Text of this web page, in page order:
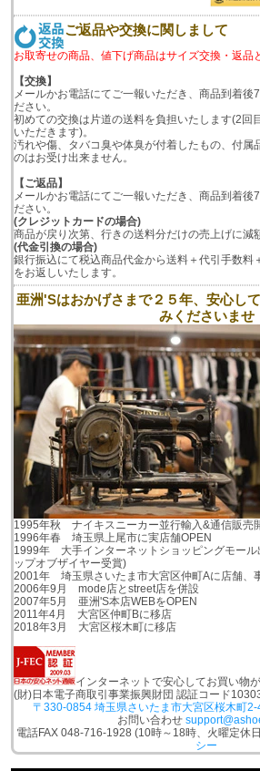
ご返品や交換に関しまして
お取寄せの商品、値下げ商品はサイズ交換・返品
【交換】
メールかお電話にてご一報いただき、商品到着後
ださい。
初めての交換は片道の送料を負担いたします(2回
いただきます)。
汚れや傷、タバコ臭や体臭が付着したもの、付属
のはお受け出来ません。
【ご返品】
メールかお電話にてご一報いただき、商品到着後
ださい。
(クレジットカードの場合)
商品が戻り次第、行きの送料分だけの売上げに減
(代金引換の場合)
銀行振込にて税込商品代金から送料＋代引手数料
をお返しいたします。
亜洲'Sはおかげさまで２５年、安心し
みくださいませ
1995年秋 ナイキスニーカー並行輸入&通信販売
1996年春 埼玉県上尾市に実店舗OPEN
1999年 大手インターネットショッピングモール
ップオブザイヤー受賞)
2001年 埼玉県さいたま市大宮区仲町Aに店舗、
2006年9月 mode店とstreet店を併設
2007年5月 亜洲'S本店WEBをOPEN
2011年4月 大宮区仲町Bに移店
2018年3月 大宮区桜木町に移店
インターネットで安心してお買い物
(財)日本電子商取引事業振興財団 認証コード
〒330-0854 埼玉県さいたま市大宮区桜木町
お問い合わせ
電話FAX 048-716-1928 (10時～18時、火
シー